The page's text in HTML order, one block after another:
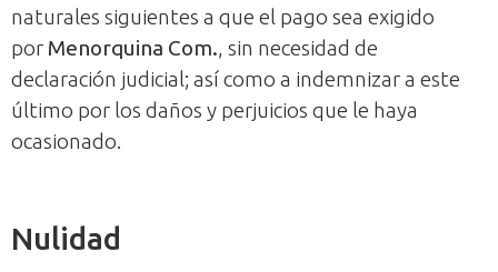
naturales siguientes a que el pago sea exigido
por Menorquina Com., sin necesidad de
declaración judicial; así como a indemnizar a este
último por los daños y perjuicios que le haya
ocasionado.
Nulidad